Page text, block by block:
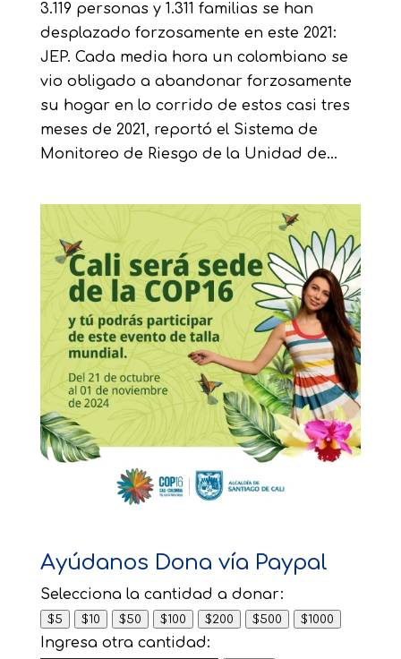
3.119 personas y 1.311 familias se han
desplazado forzosamente en este 2021:
JEP. Cada media hora un colombiano se
vio obligado a abandonar forzosamente
su hogar en lo corrido de estos casi tres
meses de 2021, reportó el Sistema de
Monitoreo de Riesgo de la Unidad de...
Ayúdanos Dona vía Paypal
Selecciona la cantidad a donar:
$5 $10 $50 $100 $200 $500 $1000
Ingresa otra cantidad: